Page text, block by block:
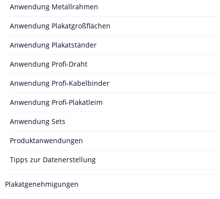
Anwendung Metallrahmen
Anwendung Plakatgroßflächen
Anwendung Plakatständer
Anwendung Profi-Draht
Anwendung Profi-Kabelbinder
Anwendung Profi-Plakatleim
Anwendung Sets
Produktanwendungen
Tipps zur Datenerstellung
Plakatgenehmigungen